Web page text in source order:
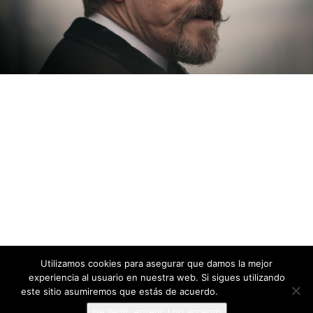
Utilizamos cookies para asegurar que damos la mejor
experiencia al usuario en nuestra web. Si sigues utilizando
este sitio asumiremos que estás de acuerdo.
Más información